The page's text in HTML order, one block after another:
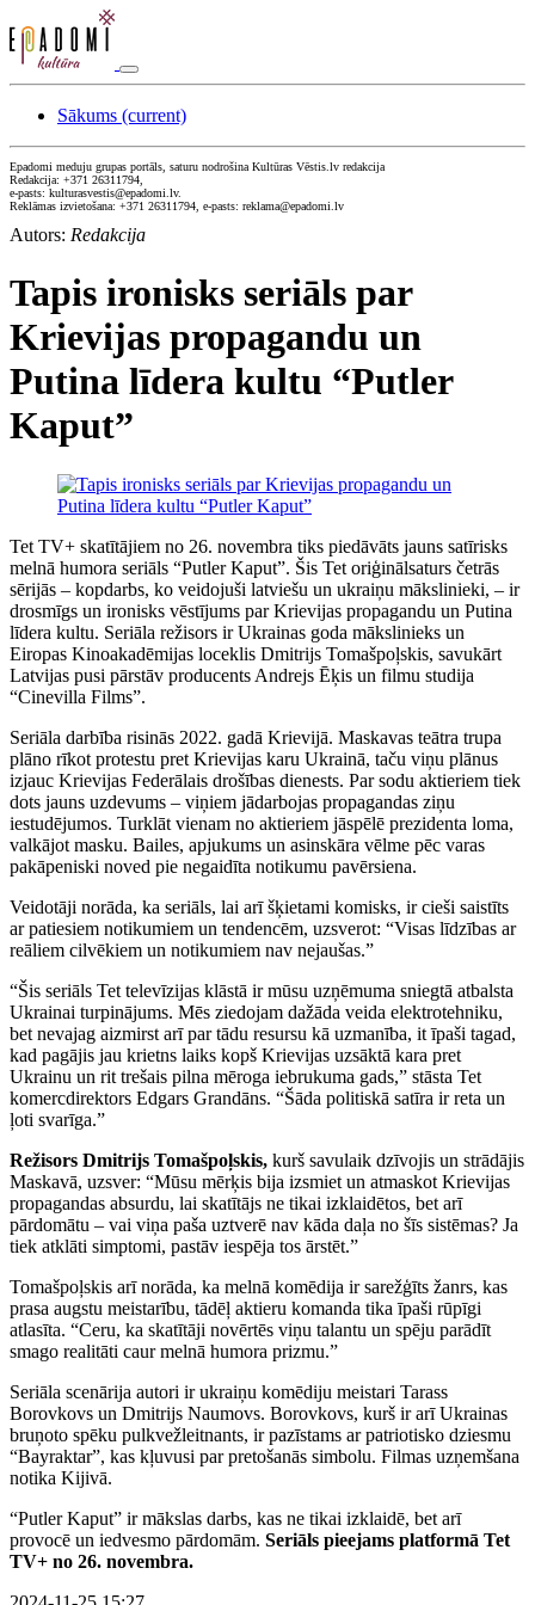
Sākums (current)
Epadomi meduju grupas portāls, saturu nodrošina Kultūras Vēstis.lv redakcija
Redakcija: +371 26311794,
e-pasts: kulturasvestis@epadomi.lv.
Reklāmas izvietošana: +371 26311794, e-pasts: reklama@epadomi.lv
Autors: Redakcija
Tapis ironisks seriāls par
Krievijas propagandu un
Putina līdera kultu “Putler
Kaput”
Tet TV+ skatītājiem no 26. novembra tiks piedāvāts jauns satīrisks
melnā humora seriāls “Putler Kaput”. Šis Tet oriģinālsaturs četrās
sērijās – kopdarbs, ko veidojuši latviešu un ukraiņu mākslinieki, – ir
drosmīgs un ironisks vēstījums par Krievijas propagandu un Putina
līdera kultu. Seriāla režisors ir Ukrainas goda mākslinieks un
Eiropas Kinoakadēmijas loceklis Dmitrijs Tomašpoļskis, savukārt
Latvijas pusi pārstāv producents Andrejs Ēķis un filmu studija
“Cinevilla Films”.
Seriāla darbība risinās 2022. gadā Krievijā. Maskavas teātra trupa
plāno rīkot protestu pret Krievijas karu Ukrainā, taču viņu plānus
izjauc Krievijas Federālais drošības dienests. Par sodu aktieriem tiek
dots jauns uzdevums – viņiem jādarbojas propagandas ziņu
iestudējumos. Turklāt vienam no aktieriem jāspēlē prezidenta loma,
valkājot masku. Bailes, apjukums un asinskāra vēlme pēc varas
pakāpeniski noved pie negaidīta notikumu pavērsiena.
Veidotāji norāda, ka seriāls, lai arī šķietami komisks, ir cieši saistīts
ar patiesiem notikumiem un tendencēm, uzsverot: “Visas līdzības ar
reāliem cilvēkiem un notikumiem nav nejaušas.”
“Šis seriāls Tet televīzijas klāstā ir mūsu uzņēmuma sniegtā atbalsta
Ukrainai turpinājums. Mēs ziedojam dažāda veida elektrotehniku,
bet nevajag aizmirst arī par tādu resursu kā uzmanība, it īpaši tagad,
kad pagājis jau krietns laiks kopš Krievijas uzsāktā kara pret
Ukrainu un rit trešais pilna mēroga iebrukuma gads,” stāsta Tet
komercdirektors Edgars Grandāns. “Šāda politiskā satīra ir reta un
ļoti svarīga.”
Režisors Dmitrijs Tomašpoļskis, kurš savulaik dzīvojis un strādājis
Maskavā, uzsver: “Mūsu mērķis bija izsmiet un atmaskot Krievijas
propagandas absurdu, lai skatītājs ne tikai izklaidētos, bet arī
pārdomātu – vai viņa paša uztverē nav kāda daļa no šīs sistēmas? Ja
tiek atklāti simptomi, pastāv iespēja tos ārstēt.”
Tomašpoļskis arī norāda, ka melnā komēdija ir sarežģīts žanrs, kas
prasa augstu meistarību, tādēļ aktieru komanda tika īpaši rūpīgi
atlasīta. “Ceru, ka skatītāji novērtēs viņu talantu un spēju parādīt
smago realitāti caur melnā humora prizmu.”
Seriāla scenārija autori ir ukraiņu komēdiju meistari Tarass
Borovkovs un Dmitrijs Naumovs. Borovkovs, kurš ir arī Ukrainas
bruņoto spēku pulkvežleitnants, ir pazīstams ar patriotisko dziesmu
“Bayraktar”, kas kļuvusi par pretošanās simbolu. Filmas uzņemšana
notika Kijivā.
“Putler Kaput” ir mākslas darbs, kas ne tikai izklaidē, bet arī
provocē un iedvesmo pārdomām. Seriāls pieejams platformā Tet
TV+ no 26. novembra.